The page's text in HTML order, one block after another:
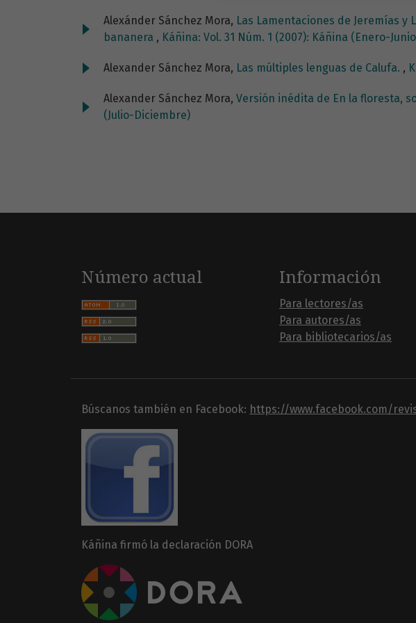
Alexánder Sánchez Mora, Las Lamentaciones de Jeremías
bananera , Káñina: Vol. 31 Núm. 1 (2007): Káñina (Enero-
Alexander Sánchez Mora, Las múltiples lenguas de Calufa. ,
Alexander Sánchez Mora, Versión inédita de En la floresta,
(Julio-Diciembre)
Número actual Información
Para lectores/as
Para autores/as
Para bibliotecarios/as
Búscanos también en Facebook: https://www.facebook.com/
Káñina firmó la declaración DORA